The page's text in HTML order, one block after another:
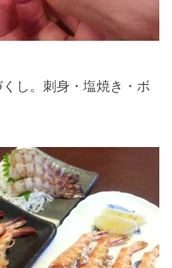
し。刺身・塩焼き・ボ